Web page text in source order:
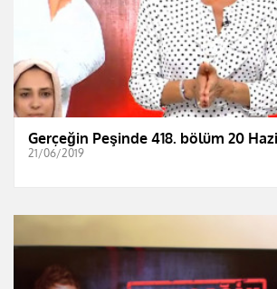
Gerçeğin Peşinde 418. bölüm 20
21/06/2019